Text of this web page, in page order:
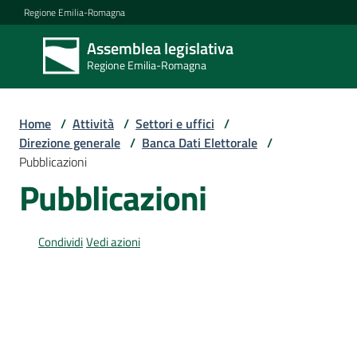
Vai al contenuto
Vai alla navigazione
Vai al footer
Regione Emilia-Romagna
Assemblea legislativa
Regione Emilia-Romagna
Assemblea
legislativa
Regione Emilia-
Assemblea
Attività
Home / Attività / Settori e uffici /
Direzione generale / Banca Dati Elettorale /
Pubblicazioni
Pubblicazioni
CondividiVedi azioni